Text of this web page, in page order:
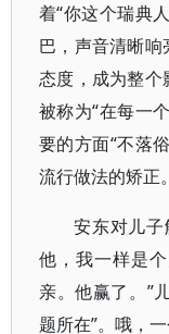
着“你这个瑞典
巴，声音清晰
态度，成为整
被称为“在每一
要的方面“不落
流行做法的矫正。
安东对儿
他，我一样是
亲。他赢了。”
题所在”。哦，